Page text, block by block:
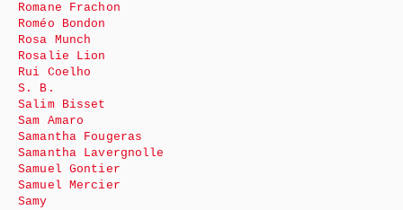
Romane Frachon
Roméo Bondon
Rosa Munch
Rosalie Lion
Rui Coelho
S. B.
Salim Bisset
Sam Amaro
Samantha Fougeras
Samantha Lavergnolle
Samuel Gontier
Samuel Mercier
Samy